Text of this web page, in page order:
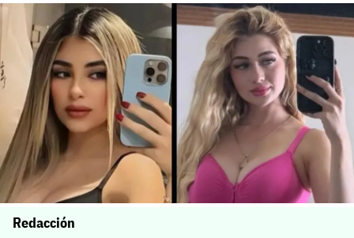
Redacción